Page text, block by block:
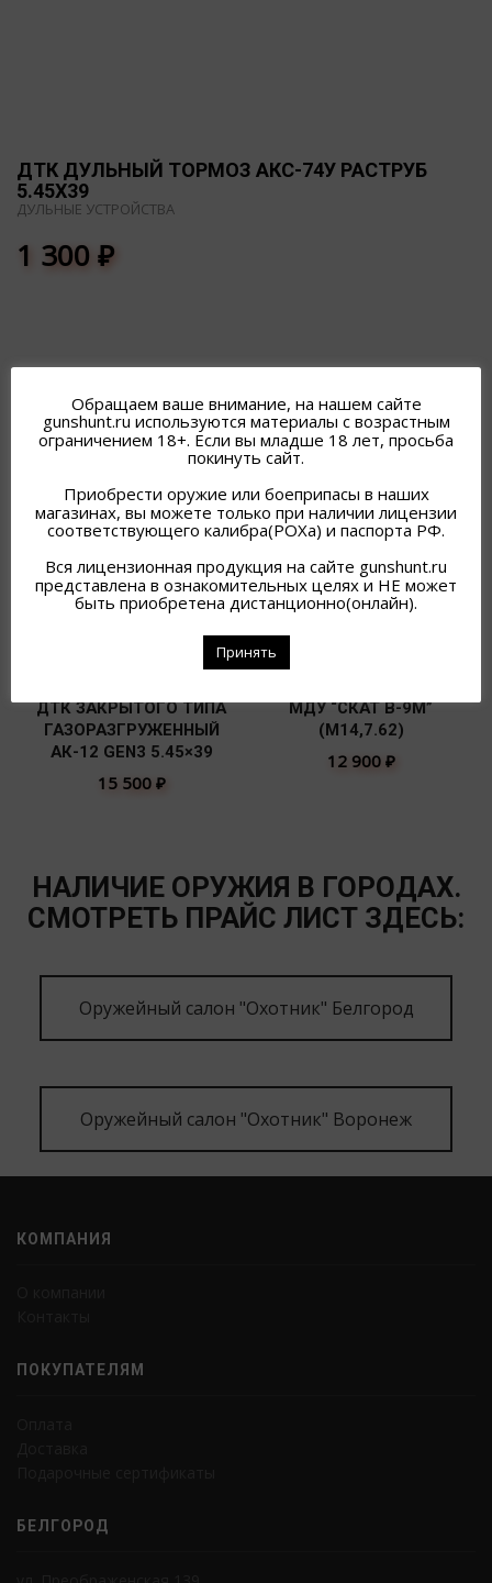
ДТК ДУЛЬНЫЙ ТОРМОЗ АКС-74У РАСТРУБ
5.45Х39
ДУЛЬНЫЕ УСТРОЙСТВА
1 300₽
ПОХОЖИЕ ТОВАРЫ
ДТК ЗАКРЫТОГО ТИПА
ГАЗОРАЗГРУЖЕННЫЙ
АК-12 GEN3 5.45×39
15 500 ₽
МДУ “СКАТ В-9М”
(М14,7.62)
12 900 ₽
НАЛИЧИЕ ОРУЖИЯ В ГОРОДАХ.
СМОТРЕТЬ ПРАЙС ЛИСТ ЗДЕСЬ:
Оружейный салон "Охотник" Белгород
Оружейный салон "Охотник" Воронеж
КОМПАНИЯ
ПОКУПАТЕЛЯМ
БЕЛГОРОД
Обращаем ваше внимание, на нашем сайте
gunshunt.ru используются материалы с возрастным
ограничением 18+. Если вы младше 18 лет, просьба
покинуть сайт.
Приобрести оружие или боеприпасы в наших
магазинах, вы можете только при наличии лицензии
соответствующего калибра(РОХа) и паспорта РФ.
Вся лицензионная продукция на сайте gunshunt.ru
представлена в ознакомительных целях и НЕ может
быть приобретена дистанционно(онлайн).
Принять